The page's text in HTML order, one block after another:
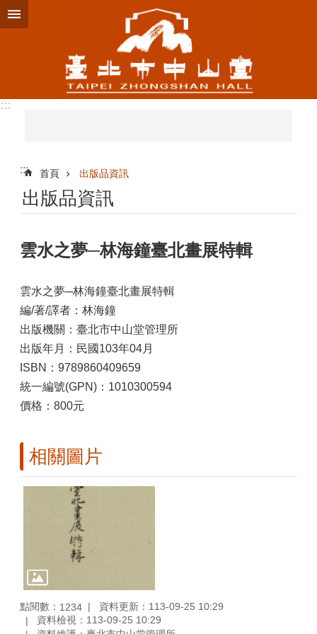
跳到主要內容區塊
:::
::: 首頁 出版品資訊
出版品資訊
雲水之夢─林海鐘臺北畫展特輯
雲水之夢─林海鐘臺北畫展特輯
編/著/譯者：林海鐘
出版機關：臺北市中山堂管理所
出版年月：民國103年04月
ISBN：9789860409659
統一編號(GPN)：1010300594
價格：800元
相關圖片
點閱數： 1234
資料更新：113-09-25 10:29
資料檢視：113-09-25 10:29